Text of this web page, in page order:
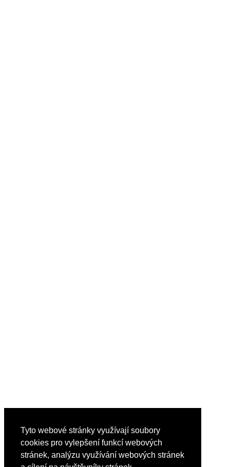
Tyto webové stránky využívají soubory
cookies pro vylepšení funkcí webových
stránek, analýzu využívání webových stránek